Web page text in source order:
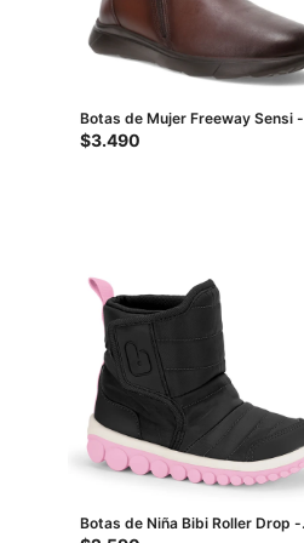
Botas de Mujer Freeway Sensi -
Marrón
$3.490
Botas de Niña Bibi Roller Drop -